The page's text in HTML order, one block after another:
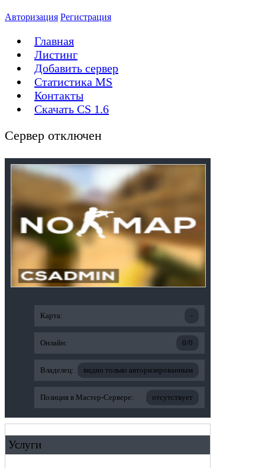
Авторизация Регистрация
Главная
Листинг
Добавить сервер
Статистика MS
Контакты
Скачать CS 1.6
Сервер отключен
Карта: -
Онлайн: 0/0
Владелец: видно только авторизированным
Позиция в Мастер-Сервере: отсутствует
Услуги